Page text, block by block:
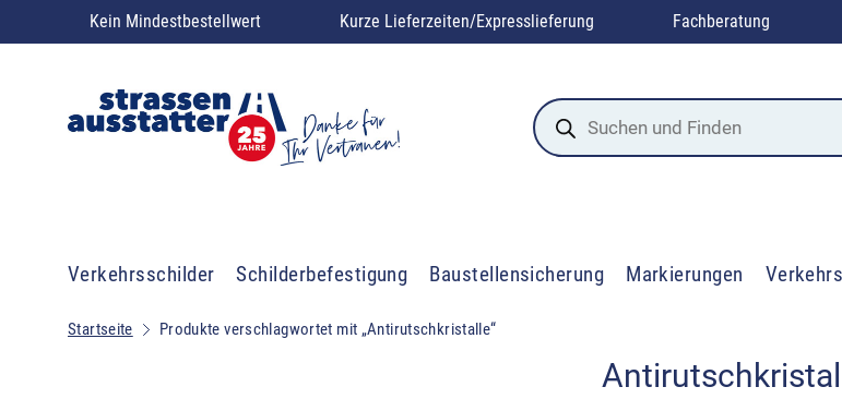
Kein Mindestbestellwert Kurze Lieferzeiten/Expresslieferung Fachberatung
Products
search
Verkehrsschilder Schilderbefestigung Baustellensicherung Markierungen
Startseite Produkte verschlagwortet mit „Antirutschkristalle“